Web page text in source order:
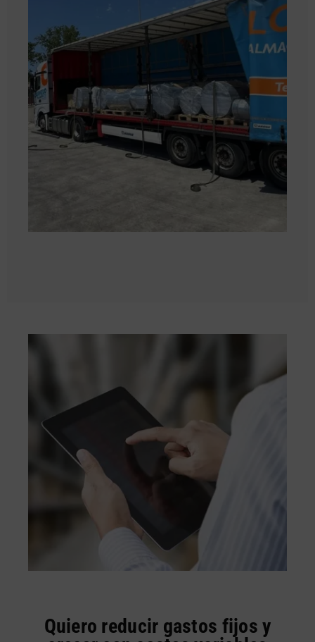
Quiero reducir gastos fijos y